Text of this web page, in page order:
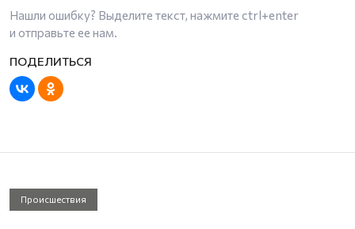
Нашли ошибку? Выделите текст, нажмите ctrl+enter
и отправьте ее нам.
Происшествия